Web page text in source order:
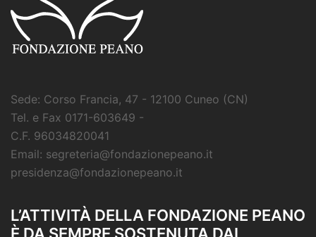
Sede: Corso Francia, 47 - 12100 Cuneo (CN)
Tel. e Fax 0171-603649 -
C.F. 96034820041
Email: segreteria@fondazionepeano.it
presidenza@fondazionepeano.it
L’ATTIVITÀ DELLA FONDAZIONE PEANO
È DA SEMPRE SOSTENUTA DAI